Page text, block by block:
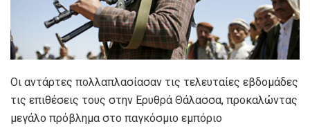
Οι αντάρτες πολλαπλασίασαν τις τελευταίες εβδομάδες
τις επιθέσεις τους στην Ερυθρά Θάλασσα, προκαλώντας
μεγάλο πρόβλημα στο παγκόσμιο εμπόριο